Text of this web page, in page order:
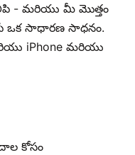
- మరియు మీ మొత్తం
ఒక సాధారణ సాధనం.
iPhone మరియు
కోసం